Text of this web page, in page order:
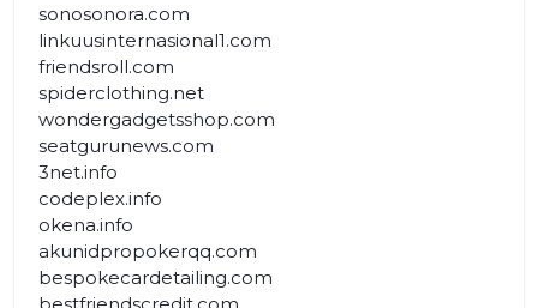
sonosonora.com
linkuusinternasional1.com
friendsroll.com
spiderclothing.net
wondergadgetsshop.com
seatgurunews.com
3net.info
codeplex.info
okena.info
akunidpropokerqq.com
bespokecardetailing.com